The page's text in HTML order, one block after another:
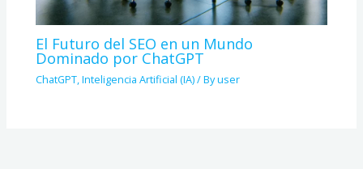
El Futuro del SEO en un Mundo
Dominado por ChatGPT
ChatGPT,Inteligencia Artificial (IA)/ Byuser